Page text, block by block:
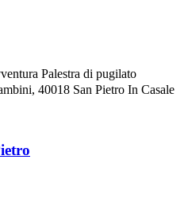
Palestra di pugilato
40018 San Pietro In Casale